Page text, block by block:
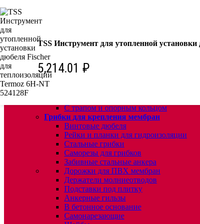
КРЕПЕЖ:
Комплектующие для кровельных
Кровельные воронки с
Воронки с листвоуловителем и
С трапом и опорным кольцом
Грибки для крепления мембран
Винтовые дюбеля
Рейки и планки для гидроизоляции
Стальные грибки
Саморезы для грибков
Забивные стальные анкера
Дорожки для ПВХ мембран
Держатели молниеотводов
Подставки под плитку
Анкерные гильзы
В бетонное основание
Самонарезающие
TSS Инструмент для утопленной
5,214.01 ₽